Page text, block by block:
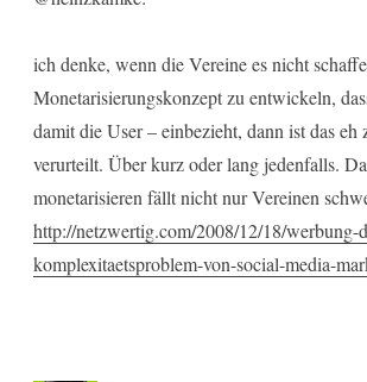
ich denke, wenn die Vereine es nicht
Monetarisierungskonzept zu entwickeln,
damit die User – einbezieht, dann ist das eh
verurteilt. Über kurz oder lang jedenfalls.
monetarisieren fällt nicht nur Vereinen
http://netzwertig.com/2008/12/18/werbung-
komplexitaetsproblem-von-social-media-